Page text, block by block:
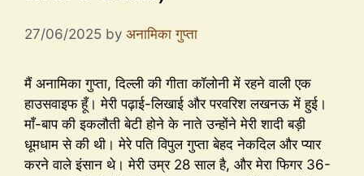
27/06/2025 by अनामिका गुप्ता
मैं अनामिका गुप्ता, दिल्ली की गीता कॉलोनी में रहने वाली एक
हाउसवाइफ हूँ। मेरी पढ़ाई-लिखाई और परवरिश लखनऊ में हुई।
माँ-बाप की इकलौती बेटी होने के नाते उन्होंने मेरी शादी बड़ी
धूमधाम से की थी। मेरे पति विपुल गुप्ता बेहद नेकदिल और प्यार
करने वाले इंसान थे। मेरी उम्र 28 साल है, और मेरा फिगर 36-